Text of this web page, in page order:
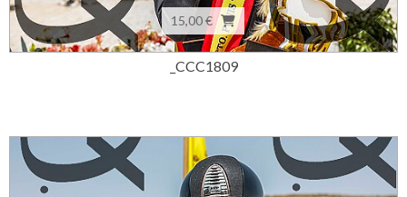
15,00 €
_CCC1809